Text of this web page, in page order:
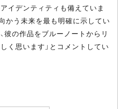
イデンティティも備えていま
かう未来を最も明確に示してい
彼の作品をブルーノートからリ
く思います」とコメントしてい